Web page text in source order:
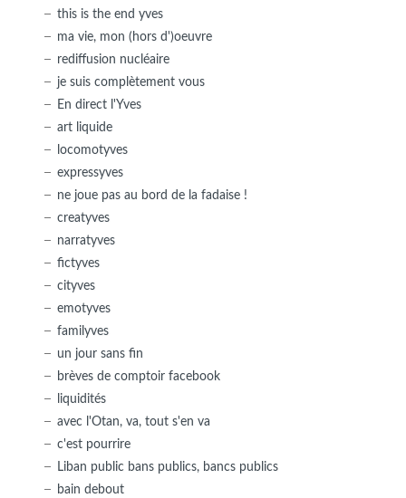
this is the end yves
ma vie, mon (hors d')oeuvre
rediffusion nucléaire
je suis complètement vous
En direct l'Yves
art liquide
locomotyves
expressyves
ne joue pas au bord de la fadaise !
creatyves
narratyves
fictyves
cityves
emotyves
familyves
un jour sans fin
brèves de comptoir facebook
liquidités
avec l'Otan, va, tout s'en va
c'est pourrire
Liban public bans publics, bancs publics
bain debout